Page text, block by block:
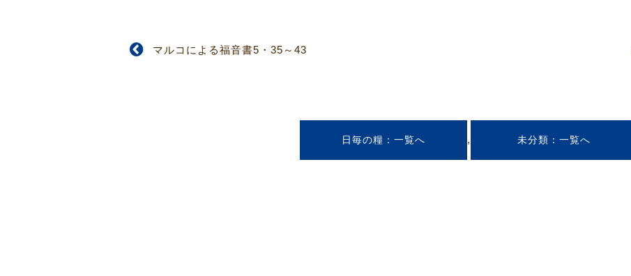
マルコによる福音書5・35～43
日毎の糧 , 未分類